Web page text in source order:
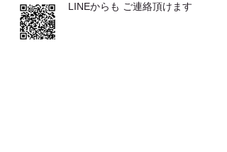
LINEからも ご連絡頂けます